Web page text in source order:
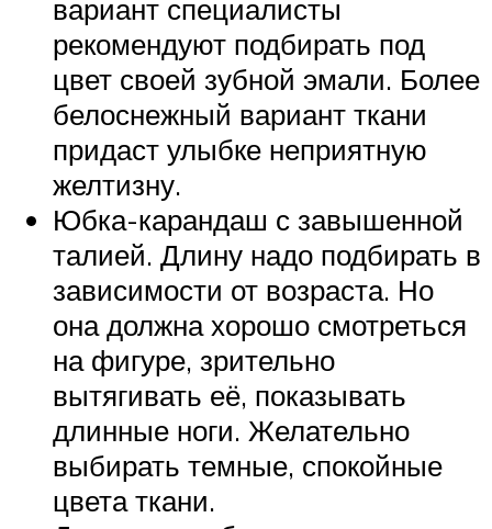
вариант специалисты
рекомендуют подбирать под
цвет своей зубной эмали. Более
белоснежный вариант ткани
придаст улыбке неприятную
желтизну.
Юбка-карандаш с завышенной
талией. Длину надо подбирать в
зависимости от возраста. Но
она должна хорошо смотреться
на фигуре, зрительно
вытягивать её, показывать
длинные ноги. Желательно
выбирать темные, спокойные
цвета ткани.